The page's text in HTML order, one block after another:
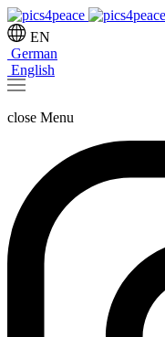
EN
German
English
close Menu